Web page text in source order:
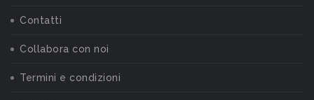
Contatti
Collabora con noi
Termini e condizioni